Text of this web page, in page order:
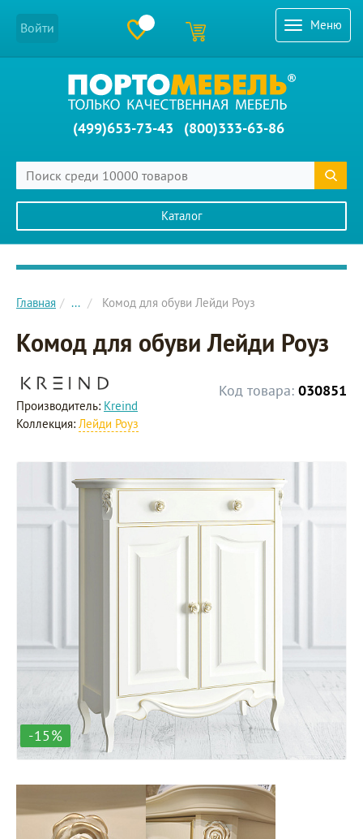
Меню
Войти
(499)653-73-43 (800)333-63-86
Каталог
Главное меню сайта
Главная ... Комод для обуви Лейди Роуз
Комод для обуви Лейди Роуз
Код товара: 030851
Производитель: Kreind
Коллекция: Лейди Роуз
-15%